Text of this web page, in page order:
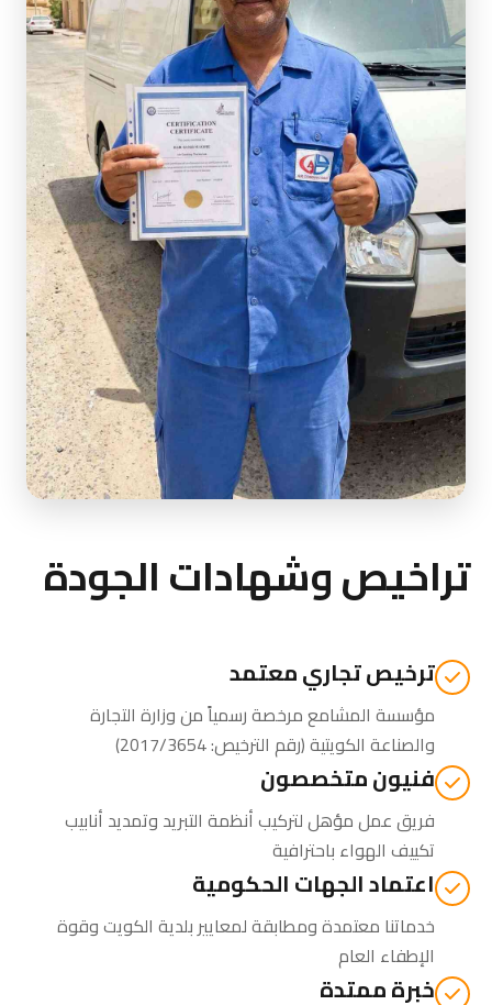
تراخيص وشهادات الجودة
ترخيص تجاري معتمد
مؤسسة المشامع مرخصة رسمياً منوزارة التجارة
والصناعة الكويتية(رقم الترخيص: 2017/3654)
فنيون متخصصون
فريق عمل مؤهل لتركيب أنظمة التبريد وتمديد أنابيب
تكييف الهواء باحترافية
اعتماد الجهات الحكومية
خدماتنا معتمدة ومطابقة لمعايير بلدية الكويت وقوة
الإطفاء العام
خبرة ممتدة